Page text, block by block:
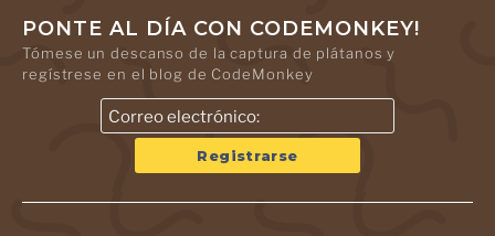
PONTE AL DÍA CON CODEMONKEY!
Tómese un descanso de la captura de plátanos y
regístrese en el blog de CodeMonkey